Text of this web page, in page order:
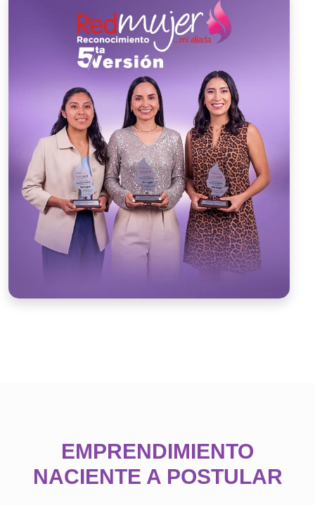
EMPRENDIMIENTO
NACIENTE A POSTULAR